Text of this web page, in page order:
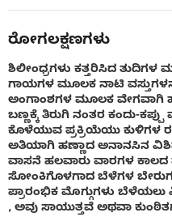
ರೋಗಲಕ್ಷಣಗಳು
ಶಿಲೀಂಧ್ರಗಳು ಕತ್ತರಿಸಿದ
ಗಾಯಗಳ ಮೂಲಕ ನಾಟಿ
ಅಂಗಾಂಶಗಳ ಮೂಲಕ ವೇಗವಾಗಿ
ಬಣ್ಣಕ್ಕೆ ತಿರುಗಿ ನಂತರ ಕಂದು-ಕಪ್ಪು
ಕೊಳೆಯುವ ಪ್ರಕ್ರಿಯೆಯು ಕುಳಿಗಳ
ಅತಿಯಾಗಿ ಹಣ್ಣಾದ ಅನಾನಸಿನ
ವಾಸನೆ ಹಲವಾರು ವಾರಗಳ
ಸೋಂಕಿಗೊಳಗಾದ ಬೆಳೆಗಳ
ಪ್ರಾರಂಭಿಕ ಮೊಗ್ಗುಗಳು ಬೆಳೆಯಲು
, ಅವು ಸಾಯುತ್ತವೆ ಅಥವಾ